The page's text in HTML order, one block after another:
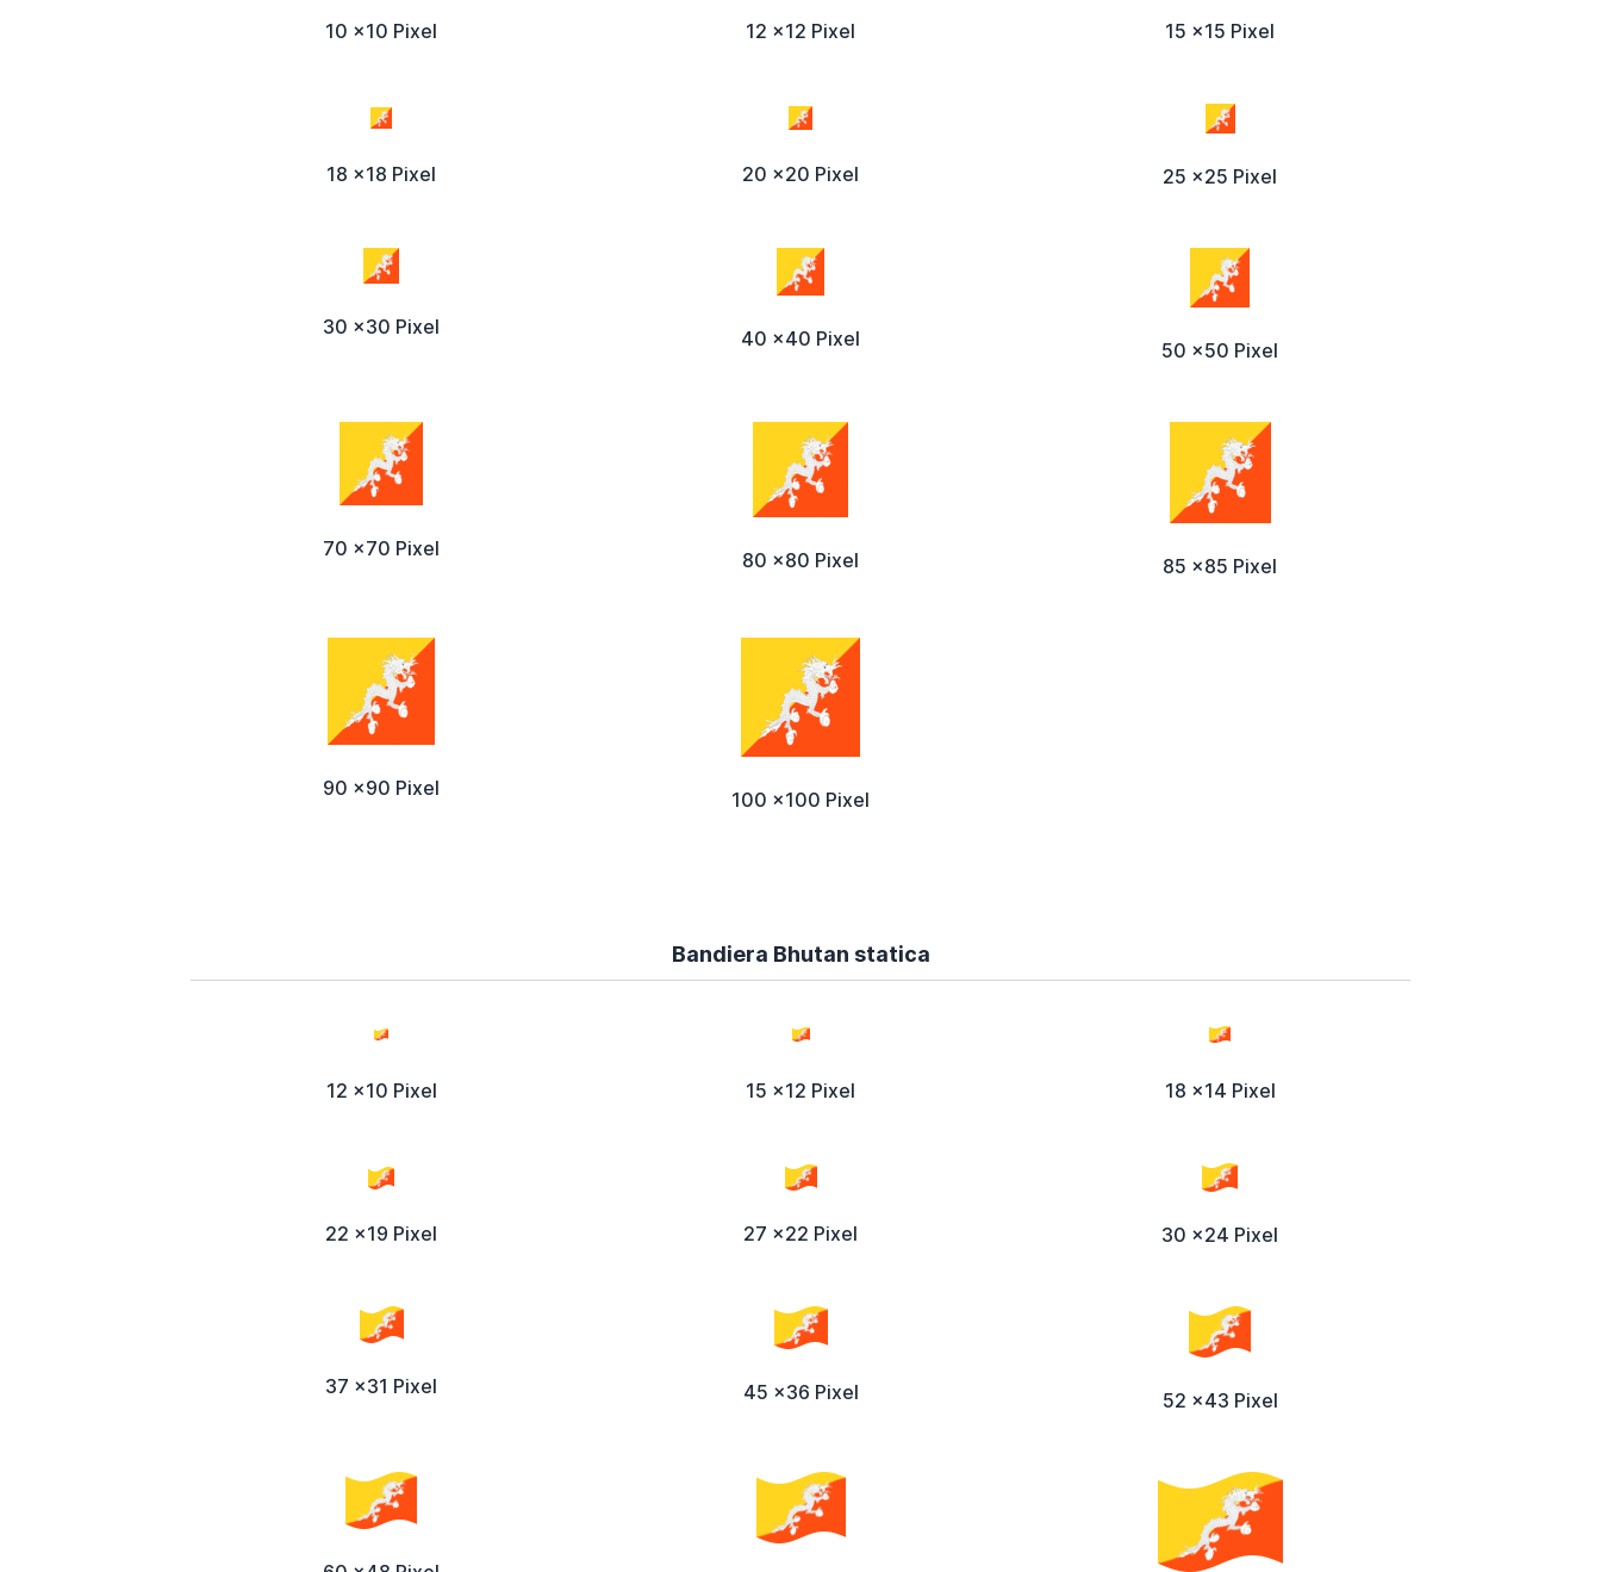
10 x10 Pixel 12 x12 Pixel 15 x15 Pixel
18 x18 Pixel 20 x20 Pixel 25 x25 Pixel
30 x30 Pixel 40 x40 Pixel 50 x50 Pixel
70 x70 Pixel 80 x80 Pixel 85 x85 Pixel
90 x90 Pixel 100 x100 Pixel
Bandiera Bhutan statica
12 x10 Pixel 15 x12 Pixel 18 x14 Pixel
22 x19 Pixel 27 x22 Pixel 30 x24 Pixel
37 x31 Pixel 45 x36 Pixel 52 x43 Pixel